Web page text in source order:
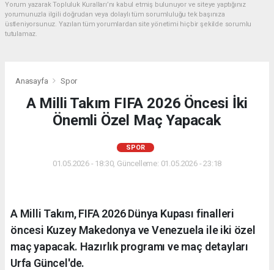
Yorum yazarak Topluluk Kuralları’nı kabul etmiş bulunuyor ve siteye yaptığınız
yorumunuzla ilgili doğrudan veya dolaylı tüm sorumluluğu tek başınıza
üstleniyorsunuz. Yazılan tüm yorumlardan site yönetimi hiçbir şekilde sorumlu
tutulamaz.
Anasayfa Spor
A Milli Takım FIFA 2026 Öncesi İki
Önemli Özel Maç Yapacak
SPOR
01.05.2026 - 18:30, Güncelleme: 01.05.2026 - 23:18
A Milli Takım, FIFA 2026 Dünya Kupası finalleri
öncesi Kuzey Makedonya ve Venezuela ile iki özel
maç yapacak. Hazırlık programı ve maç detayları
Urfa Güncel'de.